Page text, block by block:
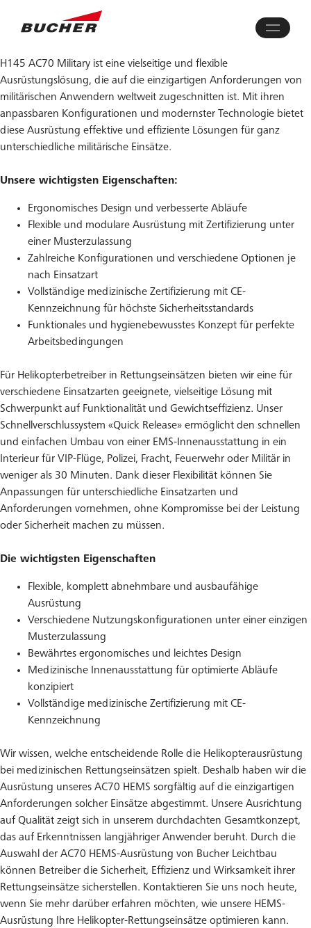
H145 AC70 Military ist eine vielseitige und flexible
Ausrüstungslösung, die auf die einzigartigen Anforderungen von
militärischen Anwendern weltweit zugeschnitten ist. Mit ihren
anpassbaren Konfigurationen und modernster Technologie bietet
diese Ausrüstung effektive und effiziente Lösungen für ganz
unterschiedliche militärische Einsätze.
Unsere wichtigsten Eigenschaften:
Ergonomisches Design und verbesserte Abläufe
Flexible und modulare Ausrüstung mit Zertifizierung unter
einer Musterzulassung
Zahlreiche Konfigurationen und verschiedene Optionen je
nach Einsatzart
Vollständige medizinische Zertifizierung mit CE-
Kennzeichnung für höchste Sicherheitsstandards
Funktionales und hygienebewusstes Konzept für perfekte
Arbeitsbedingungen
Für Helikopterbetreiber in Rettungseinsätzen bieten wir eine für
verschiedene Einsatzarten geeignete, vielseitige Lösung mit
Schwerpunkt auf Funktionalität und Gewichtseffizienz. Unser
Schnellverschlussystem «Quick Release» ermöglicht den schnellen
und einfachen Umbau von einer EMS-Innenausstattung in ein
Interieur für VIP-Flüge, Polizei, Fracht, Feuerwehr oder Militär in
weniger als 30 Minuten. Dank dieser Flexibilität können Sie
Anpassungen für unterschiedliche Einsatzarten und
Anforderungen vornehmen, ohne Kompromisse bei der Leistung
oder Sicherheit machen zu müssen.
Die wichtigsten Eigenschaften
Flexible, komplett abnehmbare und ausbaufähige
Ausrüstung
Verschiedene Nutzungskonfigurationen unter einer einzigen
Musterzulassung
Bewährtes ergonomisches und leichtes Design
Medizinische Innenausstattung für optimierte Abläufe
konzipiert
Vollständige medizinische Zertifizierung mit CE-
Kennzeichnung
Wir wissen, welche entscheidende Rolle die Helikopterausrüstung
bei medizinischen Rettungseinsätzen spielt. Deshalb haben wir die
Ausrüstung unseres AC70 HEMS sorgfältig auf die einzigartigen
Anforderungen solcher Einsätze abgestimmt. Unsere Ausrichtung
auf Qualität zeigt sich in unserem durchdachten Gesamtkonzept,
das auf Erkenntnissen langjähriger Anwender beruht. Durch die
Auswahl der AC70 HEMS-Ausrüstung von Bucher Leichtbau
können Betreiber die Sicherheit, Effizienz und Wirksamkeit ihrer
Rettungseinsätze sicherstellen. Kontaktieren Sie uns noch heute,
wenn Sie mehr darüber erfahren möchten, wie unsere HEMS-
Ausrüstung Ihre Helikopter-Rettungseinsätze optimieren kann.